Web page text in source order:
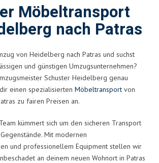
Möbeltransport
nach Patras
von Heidelberg nach Patras und suchst
und günstigen Umzugsunternehmen?
Schuster Heidelberg genau
einen spezialisierten Möbeltransport von
zu fairen Preisen an.
kümmert sich um den sicheren Transport
Mit modernen
und professionellem Equipment stellen wir
an deinem neuen Wohnort in Patras